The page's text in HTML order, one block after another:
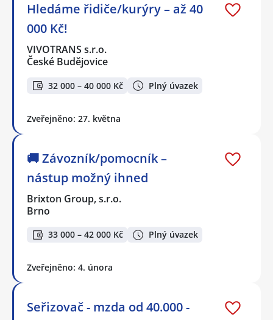
Hledáme řidiče/kurýry – až 40
000 Kč!
VIVOTRANS s.r.o.
České Budějovice
32 000 – 40 000 Kč Plný úvazek
Zveřejněno: 27. května
🚚 Závozník/pomocník –
nástup možný ihned
Brixton Group, s.r.o.
Brno
33 000 – 42 000 Kč Plný úvazek
Zveřejněno: 4. února
Seřizovač - mzda od 40.000 -